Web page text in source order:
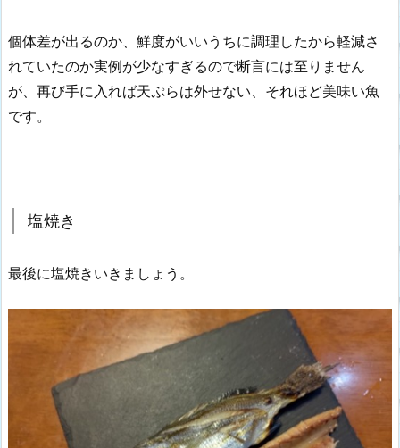
個体差が出るのか、鮮度がいいうちに調理したから軽減さ
れていたのか実例が少なすぎるので断言には至りません
が、再び手に入れば天ぷらは外せない、それほど美味い魚
です。
塩焼き
最後に塩焼きいきましょう。